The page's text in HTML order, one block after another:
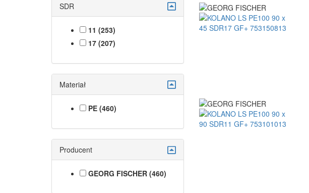
SDR
11 (253)
17 (207)
Materiał
PE (460)
Producent
GEORG FISCHER (460)